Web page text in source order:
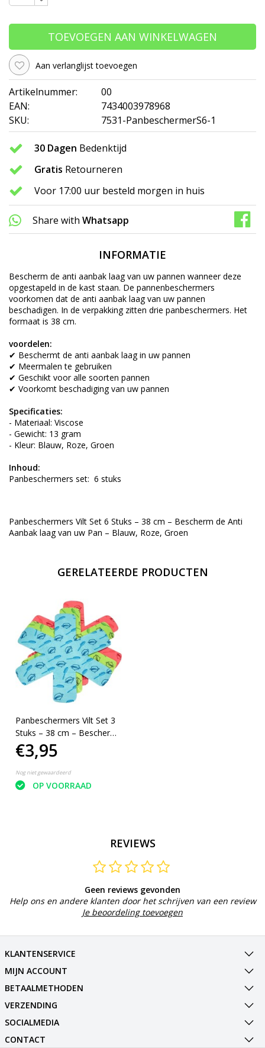
TOEVOEGEN AAN WINKELWAGEN
Aan verlanglijst toevoegen
Artikelnummer:
00
EAN:
7434003978968
SKU:
7531-PanbeschermerS6-1
30 Dagen Bedenktijd
Gratis Retourneren
Voor 17:00 uur besteld morgen in huis
Share with Whatsapp
INFORMATIE
Bescherm de anti aanbak laag van uw pannen wanneer deze
opgestapeld in de kast staan. De pannenbeschermers
voorkomen dat de anti aanbak laag van uw pannen
beschadigen. In de verpakking zitten drie panbeschermers. Het
formaat is 38 cm.
voordelen:
✔ Beschermt de anti aanbak laag in uw pannen
✔ Meermalen te gebruiken
✔ Geschikt voor alle soorten pannen
✔ Voorkomt beschadiging van uw pannen
Specificaties:
- Materiaal: Viscose
- Gewicht: 13 gram
- Kleur: Blauw, Roze, Groen
Inhoud:
Panbeschermers set: 6 stuks
Panbeschermers Vilt Set 6 Stuks – 38 cm – Bescherm de Anti
Aanbak laag van uw Pan – Blauw, Roze, Groen
GERELATEERDE PRODUCTEN
Panbeschermers Vilt Set 3
Stuks – 38 cm – Bescherm
de Anti Aanbaklaag van uw
Pan – Blauw, Roze, Groen
€3,95
Nog niet gewaardeerd
OP VOORRAAD
REVIEWS
Geen reviews gevonden
Help ons en andere klanten door het schrijven van een review
Je beoordeling toevoegen
KLANTENSERVICE
MIJN ACCOUNT
BETAALMETHODEN
VERZENDING
SOCIALMEDIA
CONTACT